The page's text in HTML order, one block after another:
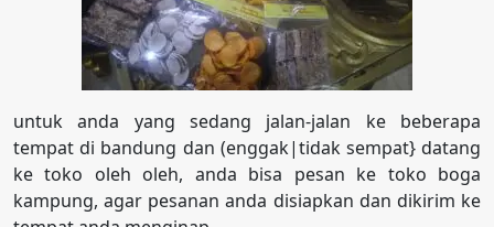
untuk anda yang sedang jalan-jalan ke beberapa
tempat di bandung dan (enggak|tidak sempat} datang
ke toko oleh oleh, anda bisa pesan ke toko boga
kampung, agar pesanan anda disiapkan dan dikirim ke